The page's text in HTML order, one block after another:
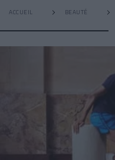
ACCUEIL BEAUTÉ